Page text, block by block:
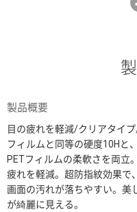
製品概要
目の疲れを軽減/クリアタイ
フィルムと同等の硬度10Hと
PETフィルムの柔軟さを両立
疲れを軽減。超防指紋効果で
画面の汚れが落ちやすい。美
が綺麗に見える。